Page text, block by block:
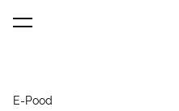
lisati ostukorvi.
E-Pood